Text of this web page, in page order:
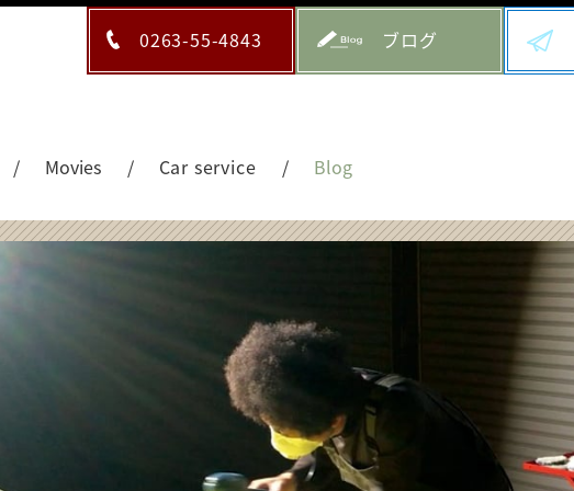
0263-55-4843 ブログ
Movies Car service Blog